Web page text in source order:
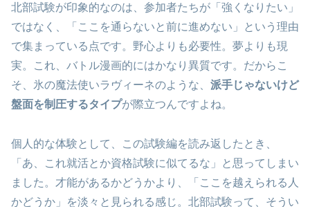
北部試験が印象的なのは、参加者たちが「強くなりたい」
ではなく、「ここを通らないと前に進めない」という理由
で集まっている点です。野心よりも必要性。夢よりも現
実。これ、バトル漫画的にはかなり異質です。だからこ
そ、氷の魔法使いラヴィーネのような、 派手じゃないけど
盤面を制圧するタイプが際立つんですよね。
個人的な体験として、この試験編を読み返したとき、
「あ、これ就活とか資格試験に似てるな」と思ってしまい
ました。才能があるかどうかより、「ここを越えられる人
かどうか」を淡々と見られる感じ。北部試験って、そうい